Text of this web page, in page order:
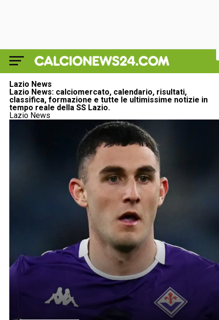
Lazio News
Lazio News: calciomercato, calendario, risultati,
classifica, formazione e tutte le ultimissime notizie in
tempo reale della SS Lazio.
Lazio News